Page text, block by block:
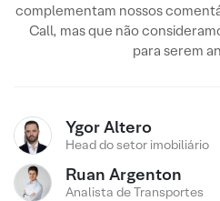
complementam nossos
Call, mas que não
para serem
Ygor Altero
Head do setor imobiliário
Ruan Argenton
Analista de Transportes